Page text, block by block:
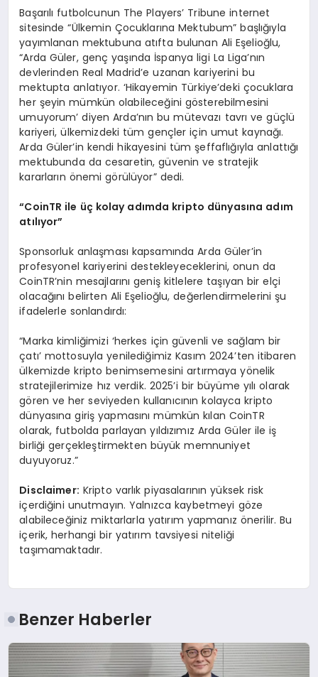
Başarılı futbolcunun The Players’ Tribune internet
sitesinde “Ülkemin Çocuklarına Mektubum” başlığıyla
yayımlanan mektubuna atıfta bulunan Ali Eşelioğlu,
“Arda Güler, genç yaşında İspanya ligi La Liga’nın
devlerinden Real Madrid’e uzanan kariyerini bu
mektupta anlatıyor. ‘Hikayemin Türkiye’deki çocuklara
her şeyin mümkün olabileceğini gösterebilmesini
umuyorum’ diyen Arda’nın bu mütevazı tavrı ve güçlü
kariyeri, ülkemizdeki tüm gençler için umut kaynağı.
Arda Güler’in kendi hikayesini tüm şeffaflığıyla anlattığı
mektubunda da cesaretin, güvenin ve stratejik
kararların önemi görülüyor” dedi.
“CoinTR ile üç kolay adımda kripto dünyasına adım
atılıyor”
Sponsorluk anlaşması kapsamında Arda Güler’in
profesyonel kariyerini destekleyeceklerini, onun da
CoinTR’nin mesajlarını geniş kitlelere taşıyan bir elçi
olacağını belirten Ali Eşelioğlu, değerlendirmelerini şu
ifadelerle sonlandırdı:
“Marka kimliğimizi ‘herkes için güvenli ve sağlam bir
çatı’ mottosuyla yenilediğimiz Kasım 2024’ten itibaren
ülkemizde kripto benimsemesini artırmaya yönelik
stratejilerimize hız verdik. 2025’i bir büyüme yılı olarak
gören ve her seviyeden kullanıcının kolayca kripto
dünyasına giriş yapmasını mümkün kılan CoinTR
olarak, futbolda parlayan yıldızımız Arda Güler ile iş
birliği gerçekleştirmekten büyük memnuniyet
duyuyoruz.”
Disclaimer: Kripto varlık piyasalarının yüksek risk
içerdiğini unutmayın. Yalnızca kaybetmeyi göze
alabileceğiniz miktarlarla yatırım yapmanız önerilir. Bu
içerik, herhangi bir yatırım tavsiyesi niteliği
taşımamaktadır.
Benzer Haberler